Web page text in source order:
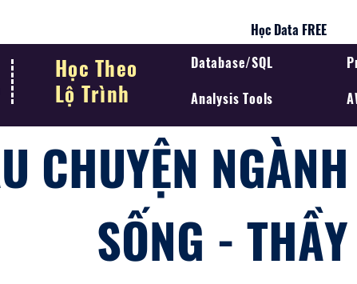
Học Data FREE
Học Theo
Lộ Trình
Database/SQL
Analysis Tools
CHUYỆN
SỐNG -